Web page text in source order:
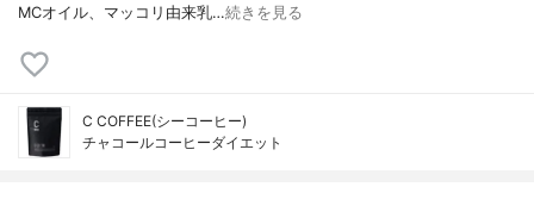
MCオイル、マッコリ由来乳…続きを見る
C COFFEE(シーコーヒー)
チャコールコーヒーダイエット